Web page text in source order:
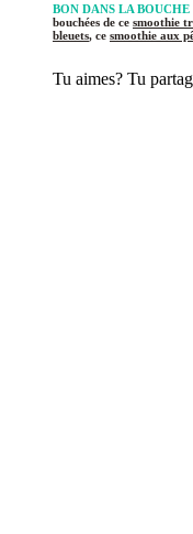
BON DANS LA BOUCHE
bouchées de ce smoothie
bleuets, ce smoothie aux
Tu aimes? Tu